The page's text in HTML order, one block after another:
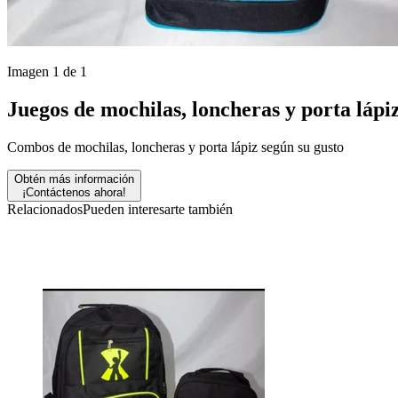
Imagen 1 de 1
Juegos de mochilas, loncheras y porta
Combos de mochilas, loncheras y porta lápiz según su gusto
Obtén más información
¡Contáctenos ahora!
RelacionadosPueden interesarte también